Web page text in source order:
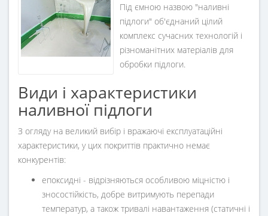
Під ємною назвою "наливні
підлоги" об'єднаний цілий
комплекс сучасних технологій і
різноманітних матеріалів для
обробки підлоги.
Види і характеристики
наливної підлоги
З огляду на великий вибір і вражаючі експлуатаційні
характеристики, у цих покриттів практично немає
конкурентів:
епоксидні - відрізняються особливою міцністю і
зносостійкість, добре витримують перепади
температур, а також тривалі навантаження (статичні і